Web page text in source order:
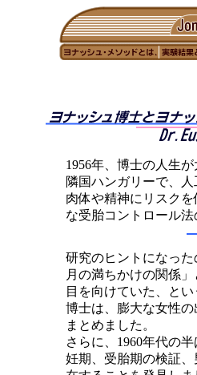
1956年、博士の人生
隣国ハンガリーで、
肉体や精神にリスク
な受胎コントロール法
研究のヒントになっ
月の満ちかけの関係
目を向けていた、とい
博士は、膨大な女性
まとめました。
さらに、1960年代の
妊期、受胎期の検証、